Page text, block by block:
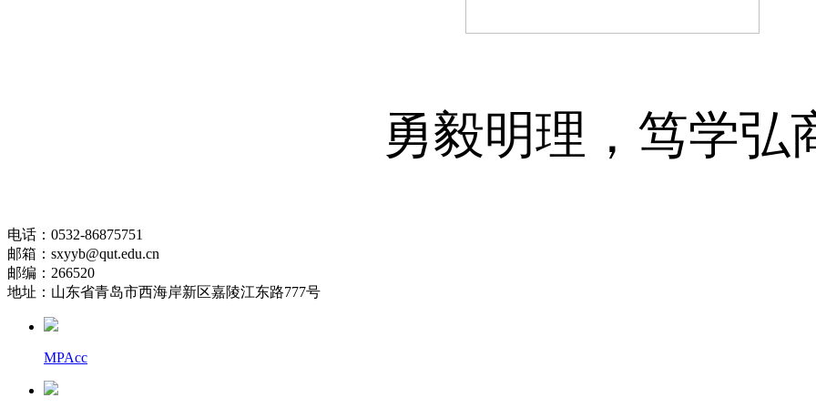
勇毅明理，笃学弘
电话：0532-86875751
邮箱：sxyyb@qut.edu.cn
邮编：266520
地址：山东省青岛市西海岸新区嘉陵江东路777号
MPAcc